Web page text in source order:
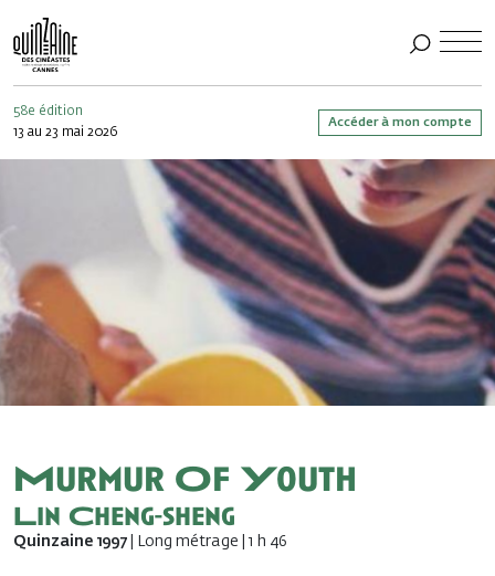
58e édition
13 au 23 mai 2026
Accéder à mon compte
Murmur Of Youth
Lin Cheng-sheng
Quinzaine 1997 | Long métrage | 1 h 46